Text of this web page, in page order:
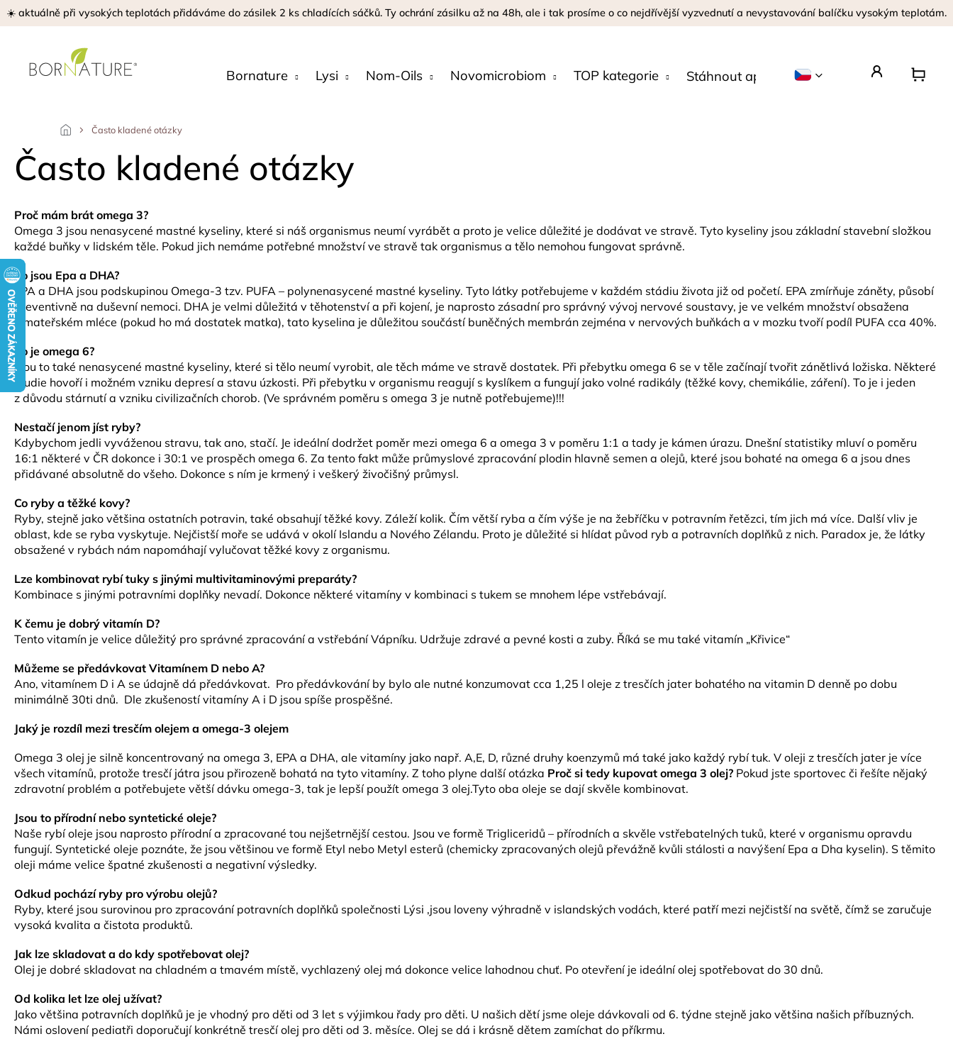
Přejít
na
☀️ aktuálně při vysokých teplotách přidáváme do zásilek 2 ks chladících sáčků. Ty ochrání zásilku až na 48h, ale i tak prosíme o co nejdřívější vyzvednutí a nevystavování balíčku vysokým teplotám.
Bornature Lysi Nom-Oils Novomicrobiom TOP kategorie Stáhnout aplikaci Zeptat se
Často kladené otázky
Často kladené otázky
Proč mám brát omega 3?
Omega 3 jsou nenasycené mastné kyseliny, které si náš organismus neumí vyrábět a proto je velice důležité je dodávat ve stravě. Tyto kyseliny jsou základní stavební složkou
každé buňky v lidském těle. Pokud jich nemáme potřebné množství ve stravě tak organismus a tělo nemohou fungovat správně.
Co jsou Epa a DHA?
EPA a DHA jsou podskupinou Omega-3 tzv. PUFA – polynenasycené mastné kyseliny. Tyto látky potřebujeme v každém stádiu života již od početí. EPA zmírňuje záněty, působí
preventivně na duševní nemoci. DHA je velmi důležitá v těhotenství a při kojení, je naprosto zásadní pro správný vývoj nervové soustavy, je ve velkém množství obsažena
v mateřském mléce (pokud ho má dostatek matka), tato kyselina je důležitou součástí buněčných membrán zejména v nervových buňkách a v mozku tvoří podíl PUFA cca 40%.
Co je omega 6?
Jsou to také nenasycené mastné kyseliny, které si tělo neumí vyrobit, ale těch máme ve stravě dostatek. Při přebytku omega 6 se v těle začínají tvořit zánětlivá ložiska. Některé
studie hovoří i možném vzniku depresí a stavu úzkosti. Při přebytku v organismu reagují s kyslíkem a fungují jako volné radikály (těžké kovy, chemikálie, záření). To je i jeden
z důvodu stárnutí a vzniku civilizačních chorob. (Ve správném poměru s omega 3 je nutně potřebujeme)!!!
Nestačí jenom jíst ryby?
Kdybychom jedli vyváženou stravu, tak ano, stačí. Je ideální dodržet poměr mezi omega 6 a omega 3 v poměru 1:1 a tady je kámen úrazu. Dnešní statistiky mluví o poměru
16:1 některé v ČR dokonce i 30:1 ve prospěch omega 6. Za tento fakt může průmyslové zpracování plodin hlavně semen a olejů, které jsou bohaté na omega 6 a jsou dnes
přidávané absolutně do všeho. Dokonce s ním je krmený i veškerý živočišný průmysl.
Co ryby a těžké kovy?
Ryby, stejně jako většina ostatních potravin, také obsahují těžké kovy. Záleží kolik. Čím větší ryba a čím výše je na žebříčku v potravním řetězci, tím jich má více. Další vliv je
oblast, kde se ryba vyskytuje. Nejčistší moře se udává v okolí Islandu a Nového Zélandu. Proto je důležité si hlídat původ ryb a potravních doplňků z nich. Paradox je, že látky
obsažené v rybách nám napomáhají vylučovat těžké kovy z organismu.
Lze kombinovat rybí tuky s jinými multivitaminovými preparáty?
Kombinace s jinými potravními doplňky nevadí. Dokonce některé vitamíny v kombinaci s tukem se mnohem lépe vstřebávají.
K čemu je dobrý vitamín D?
Tento vitamín je velice důležitý pro správné zpracování a vstřebání Vápníku. Udržuje zdravé a pevné kosti a zuby. Říká se mu také vitamín „Křivice“
Můžeme se předávkovat Vitamínem D nebo A?
Ano, vitamínem D i A se údajně dá předávkovat. Pro předávkování by bylo ale nutné konzumovat cca 1,25 l oleje z tresčích jater bohatého na vitamin D denně po dobu
minimálně 30ti dnů. Dle zkušeností vitamíny A i D jsou spíše prospěšné.
Jaký je rozdíl mezi tresčím olejem a omega-3 olejem
Omega 3 olej je silně koncentrovaný na omega 3, EPA a DHA, ale vitamíny jako např. A,E, D, různé druhy koenzymů má také jako každý rybí tuk. V oleji z tresčích jater je více
všech vitamínů, protože tresčí játra jsou přirozeně bohatá na tyto vitamíny. Z toho plyne další otázka Proč si tedy kupovat omega 3 olej? Pokud jste sportovec či řešíte nějaký
zdravotní problém a potřebujete větší dávku omega-3, tak je lepší použít omega 3 olej.Tyto oba oleje se dají skvěle kombinovat.
Jsou to přírodní nebo syntetické oleje?
Naše rybí oleje jsou naprosto přírodní a zpracované tou nejšetrnější cestou. Jsou ve formě Trigliceridů – přírodních a skvěle vstřebatelných tuků, které v organismu opravdu
fungují. Syntetické oleje poznáte, že jsou většinou ve formě Etyl nebo Metyl esterů (chemicky zpracovaných olejů převážně kvůli stálosti a navýšení Epa a Dha kyselin). S těmito
oleji máme velice špatné zkušenosti a negativní výsledky.
Odkud pochází ryby pro výrobu olejů?
Ryby, které jsou surovinou pro zpracování potravních doplňků společnosti Lýsi ,jsou loveny výhradně v islandských vodách, které patří mezi nejčistší na světě, čímž se zaručuje
vysoká kvalita a čistota produktů.
Jak lze skladovat a do kdy spotřebovat olej?
Olej je dobré skladovat na chladném a tmavém místě, vychlazený olej má dokonce velice lahodnou chuť. Po otevření je ideální olej spotřebovat do 30 dnů.
Od kolika let lze olej užívat?
Jako většina potravních doplňků je je vhodný pro děti od 3 let s výjimkou řady pro děti. U našich dětí jsme oleje dávkovali od 6. týdne stejně jako většina našich příbuzných.
Námi oslovení pediatři doporučují konkrétně tresčí olej pro děti od 3. měsíce. Olej se dá i krásně dětem zamíchat do příkrmu.